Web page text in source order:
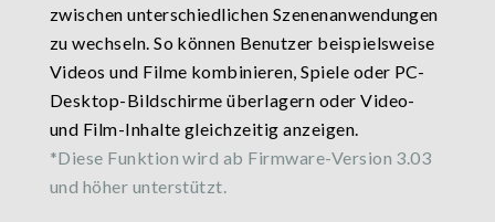
zwischen unterschiedlichen Szenenanwendungen
zu wechseln. So können Benutzer beispielsweise
Videos und Filme kombinieren, Spiele oder PC-
Desktop-Bildschirme überlagern oder Video-
und Film-Inhalte gleichzeitig anzeigen.
*Diese Funktion wird ab Firmware-Version 3.03
und höher unterstützt.